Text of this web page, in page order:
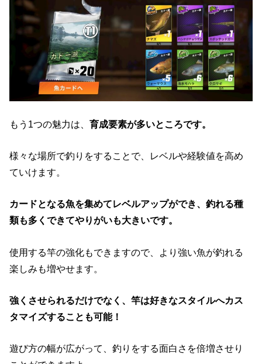
もう1つの魅力は、育成要素が多いところです。
様々な場所で釣りをすることで、レベルや経験値を高め
ていけます。
カードとなる魚を集めてレベルアップができ、釣れる種
類も多くできてやりがいも大きいです。
使用する竿の強化もできますので、より強い魚が釣れる
楽しみも増やせます。
強くさせられるだけでなく、竿は好きなスタイルへカス
タマイズすることも可能！
遊び方の幅が広がって、釣りをする面白さを倍増させり